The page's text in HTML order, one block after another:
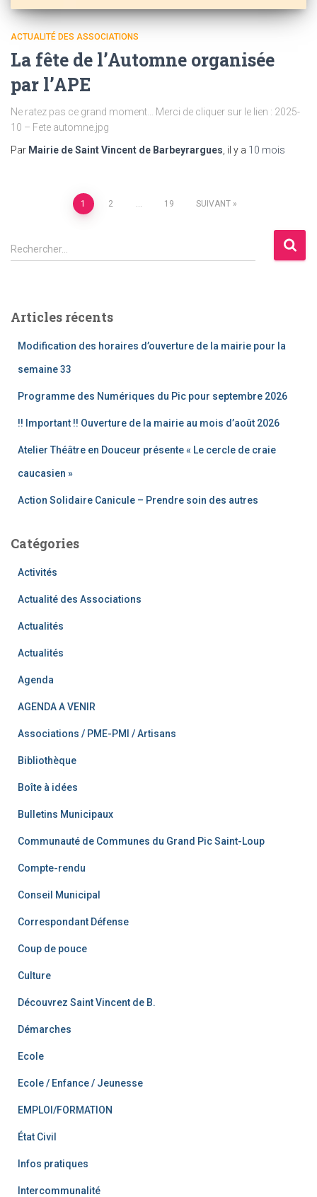
ACTUALITÉ DES ASSOCIATIONS
La fête de l’Automne organisée
par l’APE
Ne ratez pas ce grand moment… Merci de cliquer sur le lien : 2025-
10 – Fete automne.jpg
Par Mairie de Saint Vincent de Barbeyrargues , il y a 10 mois
Pagination
des
1 2 … 19 SUIVANT
R
e
r
Rechercher…
Articles récents
Modification des horaires d’ouverture de la mairie pour la
semaine 33
Programme des Numériques du Pic pour septembre 2026
!! Important !! Ouverture de la mairie au mois d’août 2026
Atelier Théâtre en Douceur présente « Le cercle de craie
caucasien »
Action Solidaire Canicule – Prendre soin des autres
Catégories
Activités
Actualité des Associations
Actualités
Actualités
Agenda
AGENDA A VENIR
Associations / PME-PMI / Artisans
Bibliothèque
Boîte à idées
Bulletins Municipaux
Communauté de Communes du Grand Pic Saint-Loup
Compte-rendu
Conseil Municipal
Correspondant Défense
Coup de pouce
Culture
Découvrez Saint Vincent de B.
Démarches
Ecole
Ecole / Enfance / Jeunesse
EMPLOI/FORMATION
État Civil
Infos pratiques
Intercommunalité